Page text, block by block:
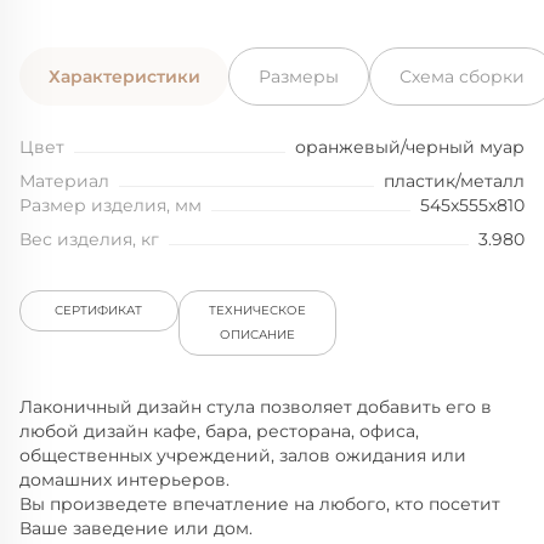
Характеристики Размеры Схема сборки
Цвет
оранжевый/черный муар
Материал
пластик/металл
Размер изделия, мм
545x555x810
Вес изделия, кг
3.980
СЕРТИФИКАТ
ТЕХНИЧЕСКОЕ
ОПИСАНИЕ
Лаконичный дизайн cтула позволяет добавить его в
любой дизайн кафе, бара, ресторана, офиса,
общественных учреждений, залов ожидания или
домашних интерьеров.
Вы произведете впечатление на любого, кто посетит
Ваше заведение или дом.